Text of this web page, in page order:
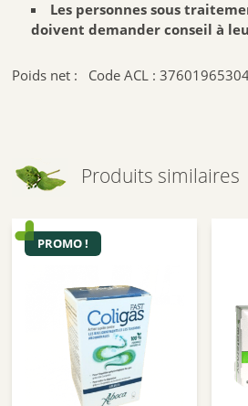
Les personnes sous
doivent demander conseil à
Poids net : Code ACL :
Produits similaires
PROMO !